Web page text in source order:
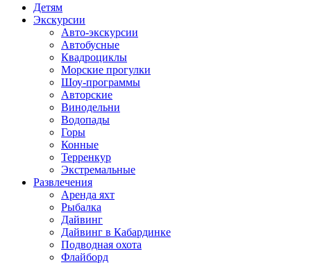
Детям
Экскурсии
Авто-экскурсии
Автобусные
Квадроциклы
Морские прогулки
Шоу-программы
Авторские
Винодельни
Водопады
Горы
Конные
Терренкур
Экстремальные
Развлечения
Аренда яхт
Рыбалка
Дайвинг
Дайвинг в Кабардинке
Подводная охота
Флайборд